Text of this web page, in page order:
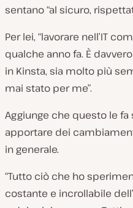
sentano “al sicuro,
Per lei, “lavorare nell’IT
qualche anno fa. È
in Kinsta, sia molto più
mai stato per me”.
Aggiunge che questo le
apportare dei
in generale.
“Tutto ciò che ho
costante e incrollabile